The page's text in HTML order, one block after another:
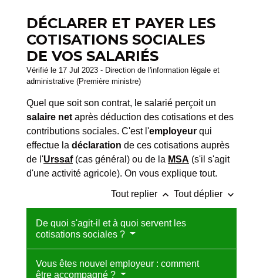
DÉCLARER ET PAYER LES
COTISATIONS SOCIALES
DE VOS SALARIÉS
Vérifié le 17 Jul 2023 - Direction de l'information légale et
administrative (Première ministre)
Quel que soit son contrat, le salarié perçoit un
salaire net après déduction des cotisations et des
contributions sociales. C'est l'employeur qui
effectue la déclaration de ces cotisations auprès
de l'Urssaf(cas général) ou de la MSA (s'il s'agit
d'une activité agricole). On vous explique tout.
Tout replier keyboard_arrow_up Tout déplier keyboard_arrow_down
De quoi s'agit-il et à quoi servent les
cotisations sociales ?
Vous êtes nouvel employeur : comment
être accompagné ?